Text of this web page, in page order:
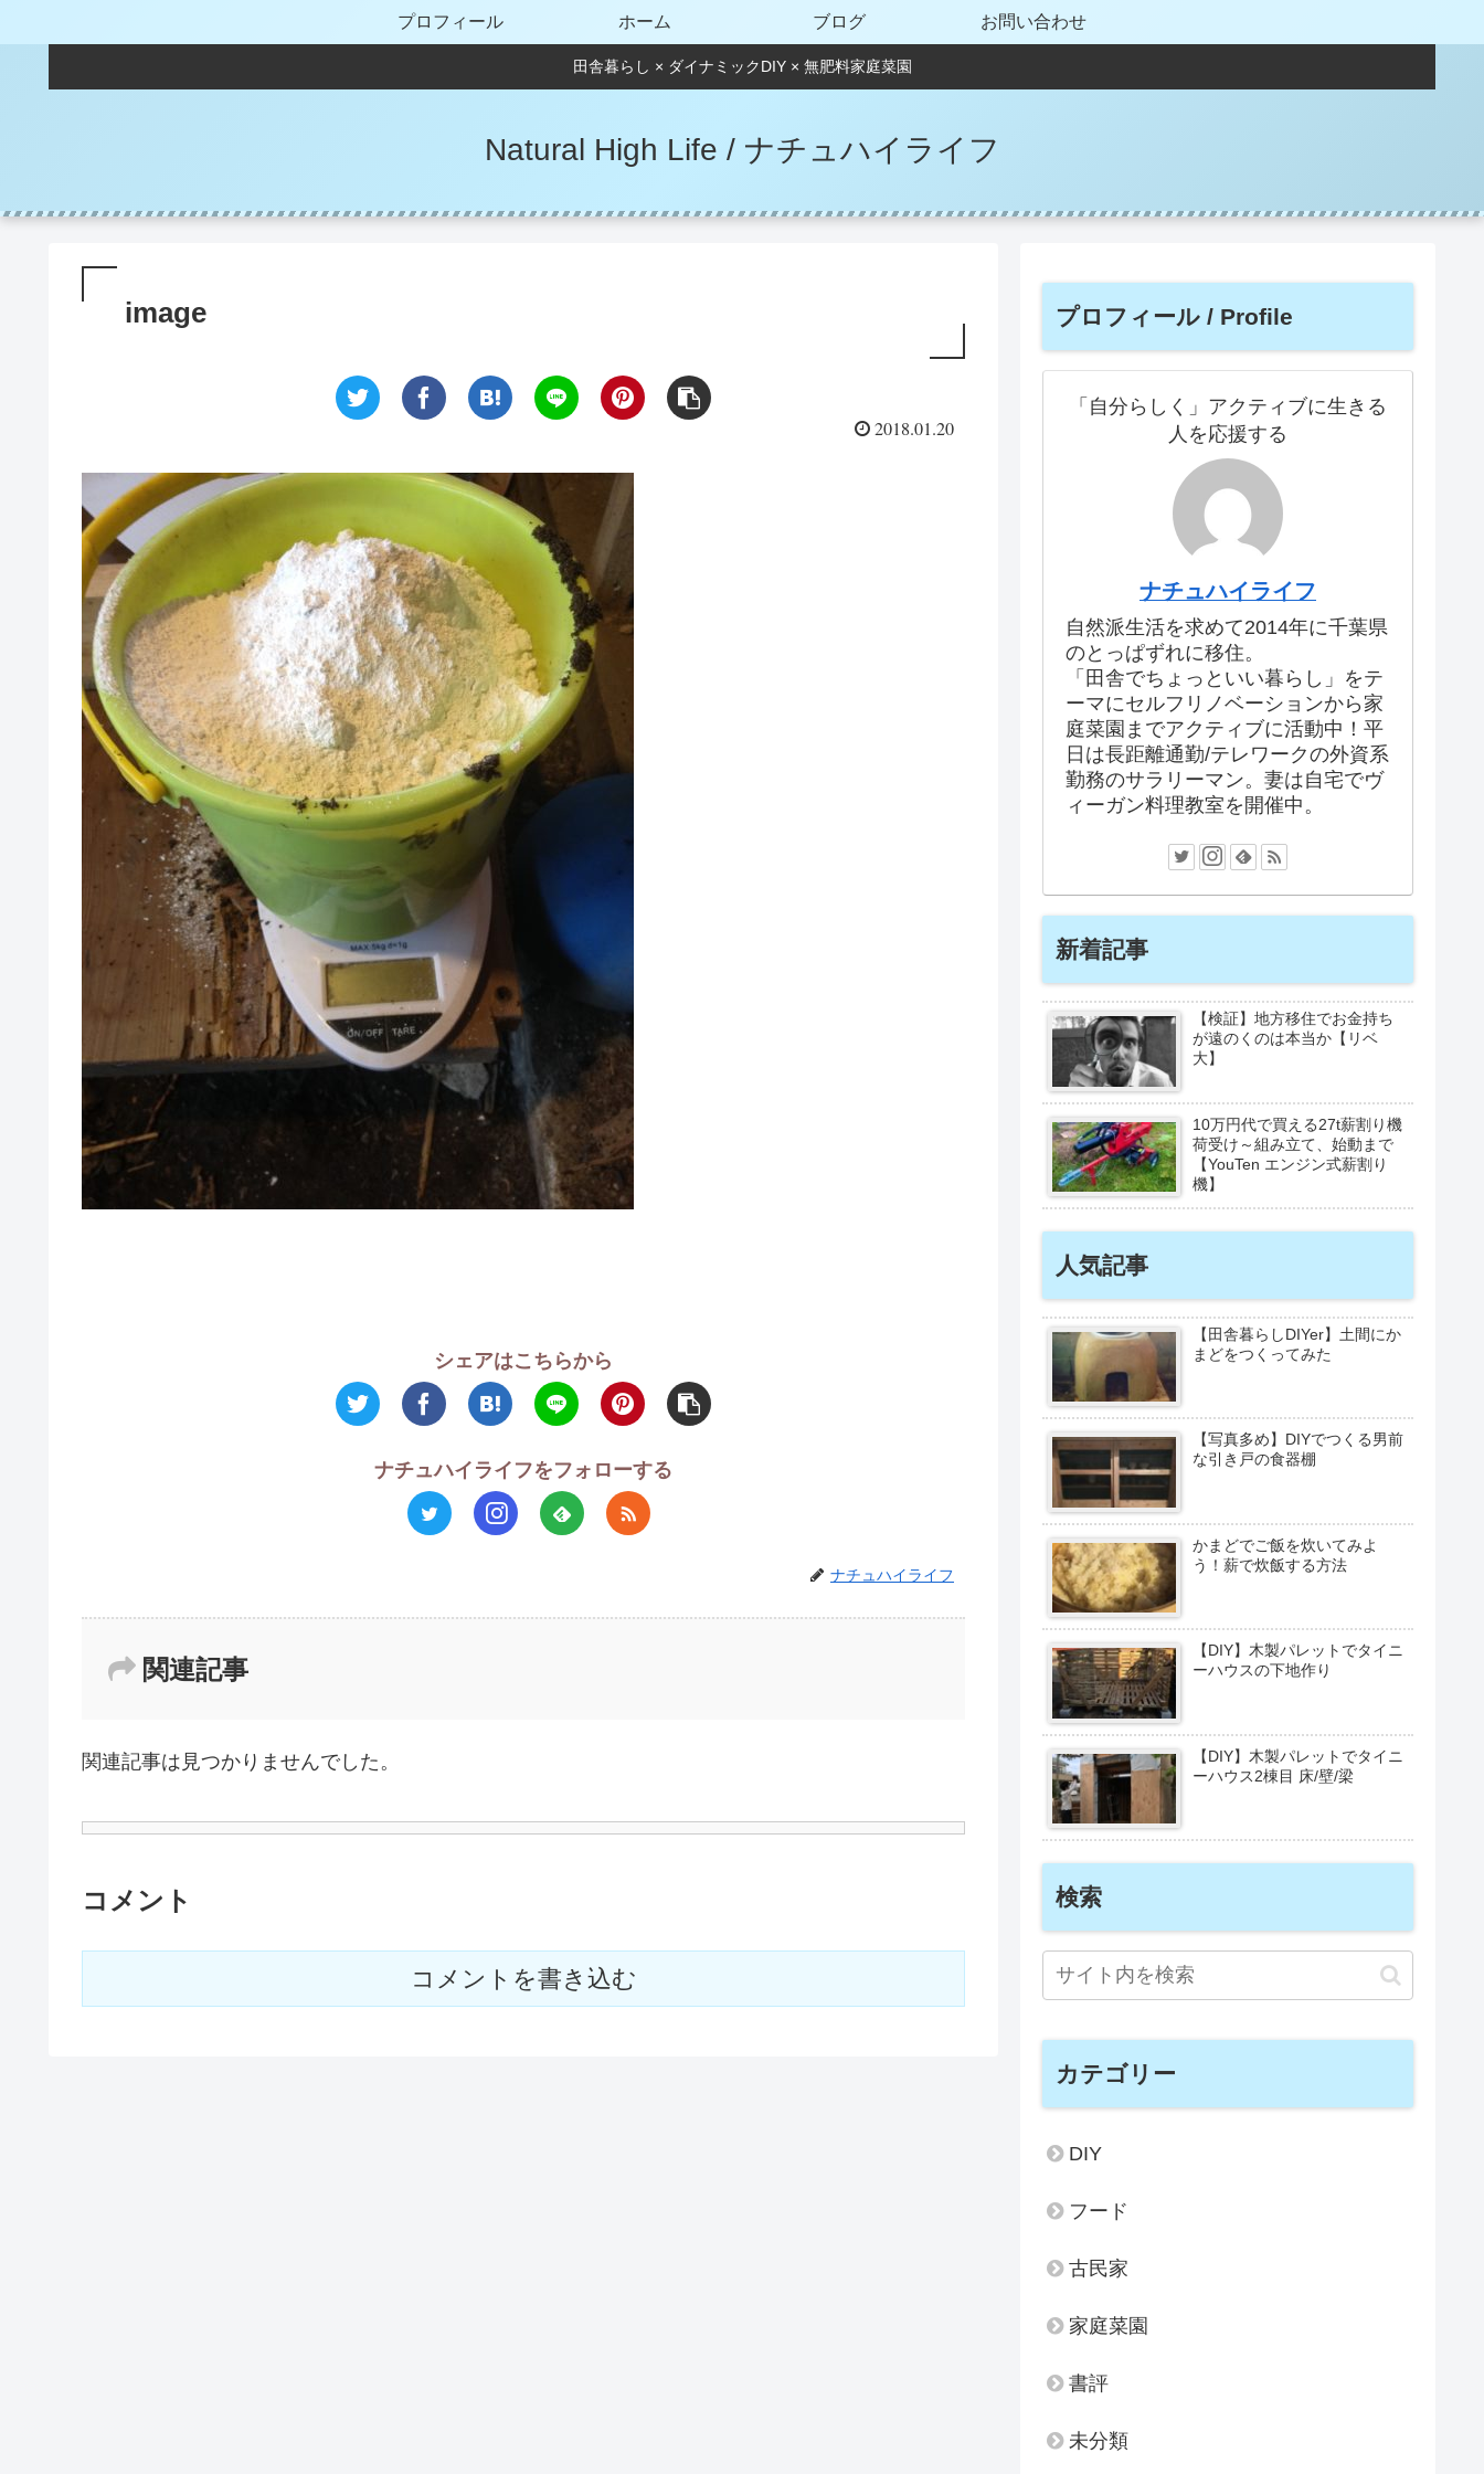
田舎暮らし × ダイナミックDIY × 無肥料家庭菜園
Natural High Life / ナチュハイライフ
プロフィール ホーム ブログ お問い合わせ
image
2018.01.20
シェアはこちらから
ナチュハイライフをフォローする
ナチュハイライフ
関連記事
関連記事は見つかりませんでした。
コメント
コメントを書き込む
プロフィール / Profile
「自分らしく」アクティブに生きる
人を応援する
ナチュハイライフ
自然派生活を求めて2014年に千葉県
のとっぱずれに移住。
「田舎でちょっといい暮らし」をテ
ーマにセルフリノベーションから家
庭菜園までアクティブに活動中！平
日は長距離通勤/テレワークの外資系
勤務のサラリーマン。妻は自宅でヴ
ィーガン料理教室を開催中。
新着記事
【検証】地方移住でお金持ち
が遠のくのは本当か【リベ
大】
10万円代で買える27t薪割り機
荷受け～組み立て、始動まで
【YouTen エンジン式薪割り
機】
人気記事
【田舎暮らしDIYer】土間にか
まどをつくってみた
【写真多め】DIYでつくる男前
な引き戸の食器棚
かまどでご飯を炊いてみよ
う！薪で炊飯する方法
【DIY】木製パレットでタイニ
ーハウスの下地作り
【DIY】木製パレットでタイニ
ーハウス2棟目 床/壁/梁
検索
カテゴリー
DIY
フード
古民家
家庭菜園
書評
未分類